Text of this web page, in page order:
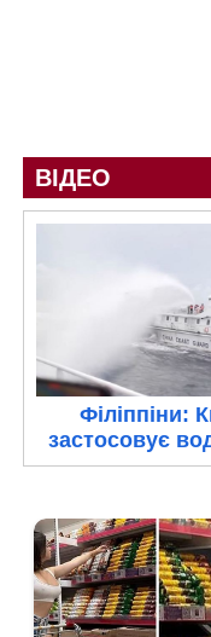
ВІДЕО
Філіппіни:
застосовує